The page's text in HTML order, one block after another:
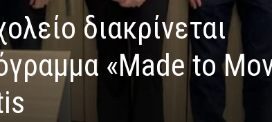
διακρίνεται
«Made to